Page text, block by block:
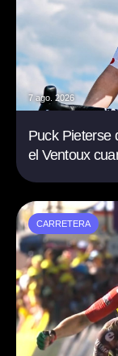
7 ago. 2026
Puck Pieterse
el Ventoux
CARRETERA